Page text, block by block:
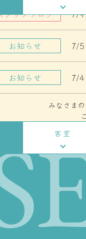
みなさま
客室
Room
ーム
雰囲気を残しつつ優し
部屋。エキストラベ
タッフブログ 7/9
お知らせ 7/5
お知らせ 7/4